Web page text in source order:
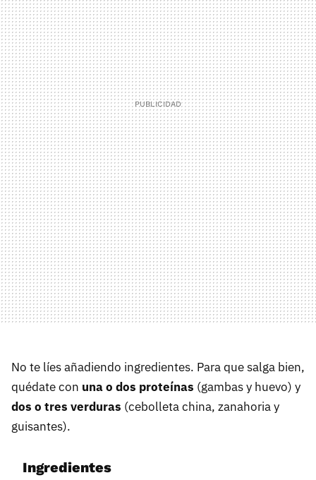
No te líes añadiendo ingredientes. Para que salga bien,
quédate con una o dos proteínas (gambas y huevo) y
dos o tres verduras (cebolleta china, zanahoria y
guisantes).
Ingredientes